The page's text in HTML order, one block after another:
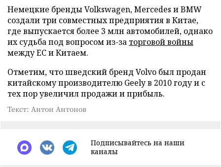
Немецкие бренды Volkswagen, Mercedes и BMW
создали три совместных предприятия в Китае,
где выпускается более 3 млн автомобилей, однако
их судьба под вопросом из-за торговой войны
между ЕС и Китаем.
Отметим, что шведский бренд Volvo был продан
китайскому производителю Geely в 2010 году и с
тех пор увеличил продажи и прибыль.
Текст: Антон Антонов
Подписывайтесь на наши
каналы